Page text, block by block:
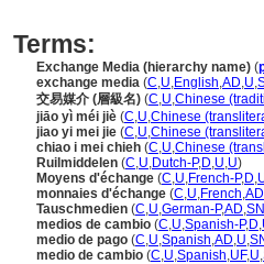
Terms:
Exchange Media (hierarchy name) (
exchange media (C,U,English,AD,U,
交易媒介 (層級名) (C,U,Chinese
jiāo yì méi jiè (C,U,Chinese
jiao yi mei jie (C,U,Chinese
chiao i mei chieh (C,U,Chinese
Ruilmiddelen (C,U,Dutch-P,D,U,U)
Moyens d'échange (C,U,French-P,D,
monnaies d'échange (C,U,French,AD
Tauschmedien (C,U,German-P,AD,SN
medios de cambio (C,U,Spanish-P,D,
medio de pago (C,U,Spanish,AD,U,
medio de cambio (C,U,Spanish,UF,U,